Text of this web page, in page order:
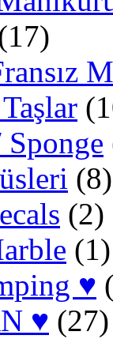
Sponge
(8)
(2)
(1)
♥
♥ (27)